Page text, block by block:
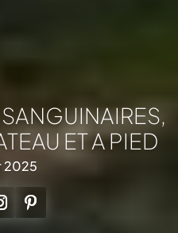
ET A PIED
2025